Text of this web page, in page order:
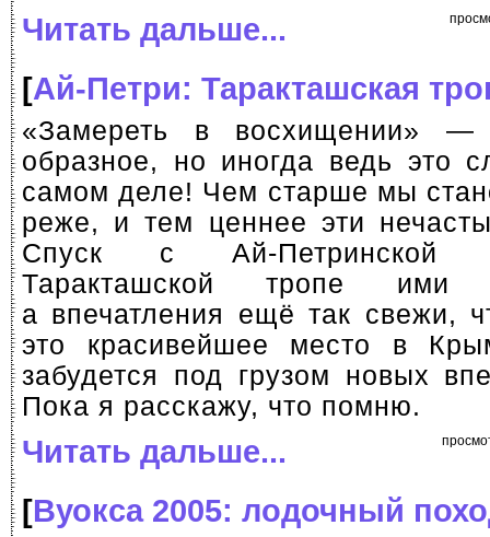
Читать дальше...
[Ай-Петри: Таракташская
«Замереть в восхищении» —
образное, но иногда ведь это
самом деле! Чем старше мы
реже, и тем ценнее эти
Спуск с Ай-Петринской
Таракташской тропе ими
а впечатления ещё так свежи,
это красивейшее место в
забудется под грузом новых
Пока я расскажу, что помню.
Читать дальше...
[Вуокса 2005: лодочный